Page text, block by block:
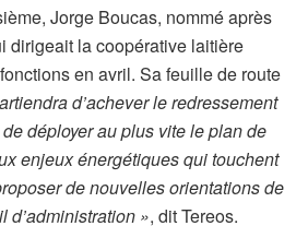
Jorge Boucas, nommé après
dirigeait la coopérative laitière
en avril. Sa feuille de route
d’achever le redressement
déployer au plus vite le plan de
enjeux énergétiques qui touchent
de nouvelles orientations de
d’administration », dit Tereos.